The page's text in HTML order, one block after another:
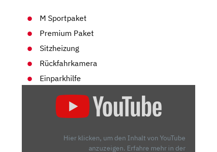
M Sportpaket
Premium Paket
Sitzheizung
Rückfahrkamera
Einparkhilfe
XDRIVE25E
Hier klicken, um den Inhalt von YouTube
anzuzeigen. Erfahre mehr in der